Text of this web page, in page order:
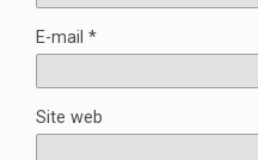
E-mail *
Site web